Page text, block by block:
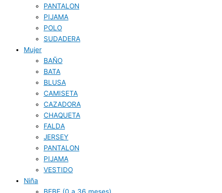
PANTALON
PIJAMA
POLO
SUDADERA
Mujer
BAÑO
BATA
BLUSA
CAMISETA
CAZADORA
CHAQUETA
FALDA
JERSEY
PANTALON
PIJAMA
VESTIDO
Niña